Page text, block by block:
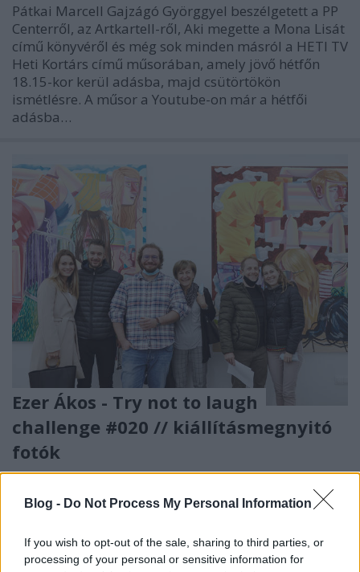
Blog - Do Not Process My Personal Information
If you wish to opt-out of the sale, sharing to third parties, or
processing of your personal or sensitive information for
Pátkai Marcell Gajzágó Györggyel beszélgetett a PP
Centerről, az Artkartell-ről, Aki megette a Mona Lisát
című könyvéről és még sok minden másról a HETI TV
Heti Kortárs című műsorában, amely jövő hétfőn
18.15-kor kerül adásba, majd csütörtökön
ismétlésre. A műsor a Youtube-on már a hétfői
adásba…
Ezer Ákos - Try not to laugh
challenge #020 // kiállításmegnyitó
fotók
PP Center Üzleti Központ•2020. október 21. 0
a feltörekvő fiatal festőművész, Ezer Ákos egyéni
kiállítását. A Try not to laugh challenge #020 című